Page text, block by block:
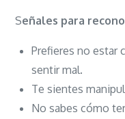
Señales para
Prefieres no estar
sentir mal.
Te sientes
No sabes cómo